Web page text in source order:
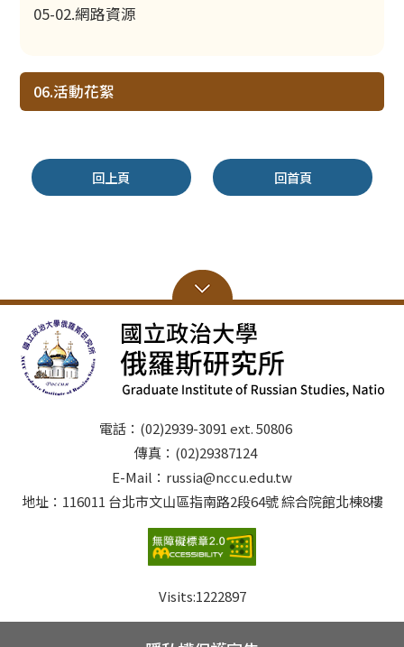
05-02.網路資源
06.活動花絮
回上頁 回首頁
電話：(02)2939-3091 ext. 50806
傳真：(02)29387124
E-Mail：russia@nccu.edu.tw
地址：116011 台北市文山區指南路2段64號 綜合院館北棟8樓
Visits:1222897